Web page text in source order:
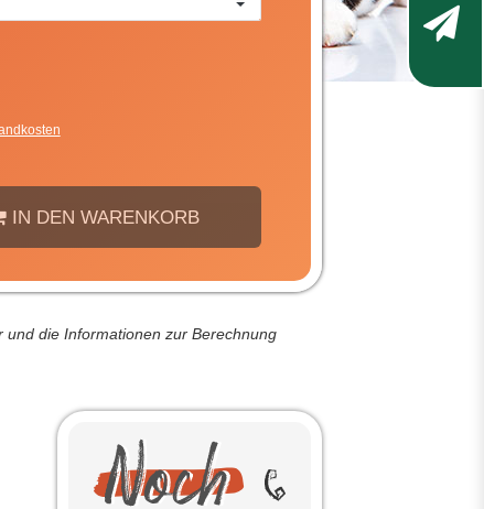
IN DEN WARENKORB
die Informationen zur Berechnung